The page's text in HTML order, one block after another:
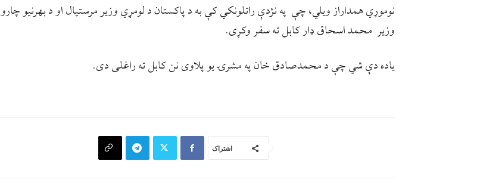
نوموړي همداراز ویلي، چې په نژدې راتلونکي کې به د پاکستان د لومړي وزیر مرستیال او د بهرنیو چارو
وزیر محمد اسحاق ډار کابل ته سفر وکړی.
یاده دې شي چې د محمدصادق خان په مشرۍ یو پلاوی نن کابل ته راغلی دی.
اشتراک